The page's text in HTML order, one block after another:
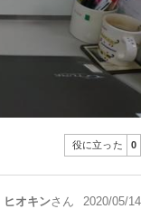
役に立った 0
ヒオキンさん 2020/05/14